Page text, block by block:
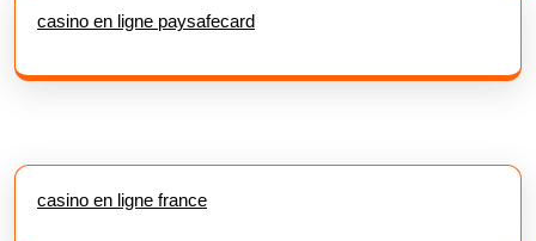
casino en ligne paysafecard
casino en ligne france